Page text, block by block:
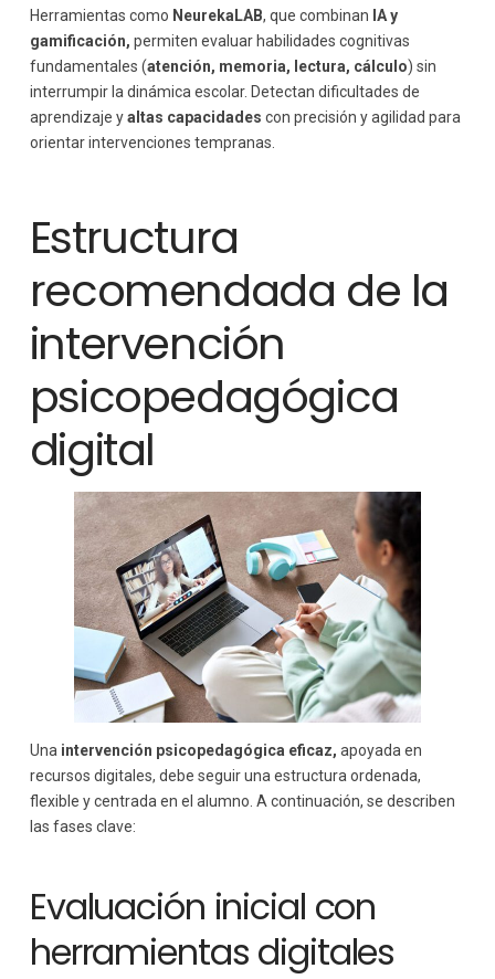
Herramientas como NeurekaLAB, que combinan IA y
gamificación, permiten evaluar habilidades cognitivas
fundamentales (atención, memoria, lectura, cálculo) sin
interrumpir la dinámica escolar. Detectan dificultades de
aprendizaje yaltas capacidades con precisión y agilidad para
orientar intervenciones tempranas.
Estructura
recomendada de la
intervención
psicopedagógica
digital
Una intervención psicopedagógica eficaz, apoyada en
recursos digitales, debe seguir una estructura ordenada,
flexible y centrada en el alumno. A continuación, se describen
las fases clave:
Evaluación inicial con
herramientas digitales